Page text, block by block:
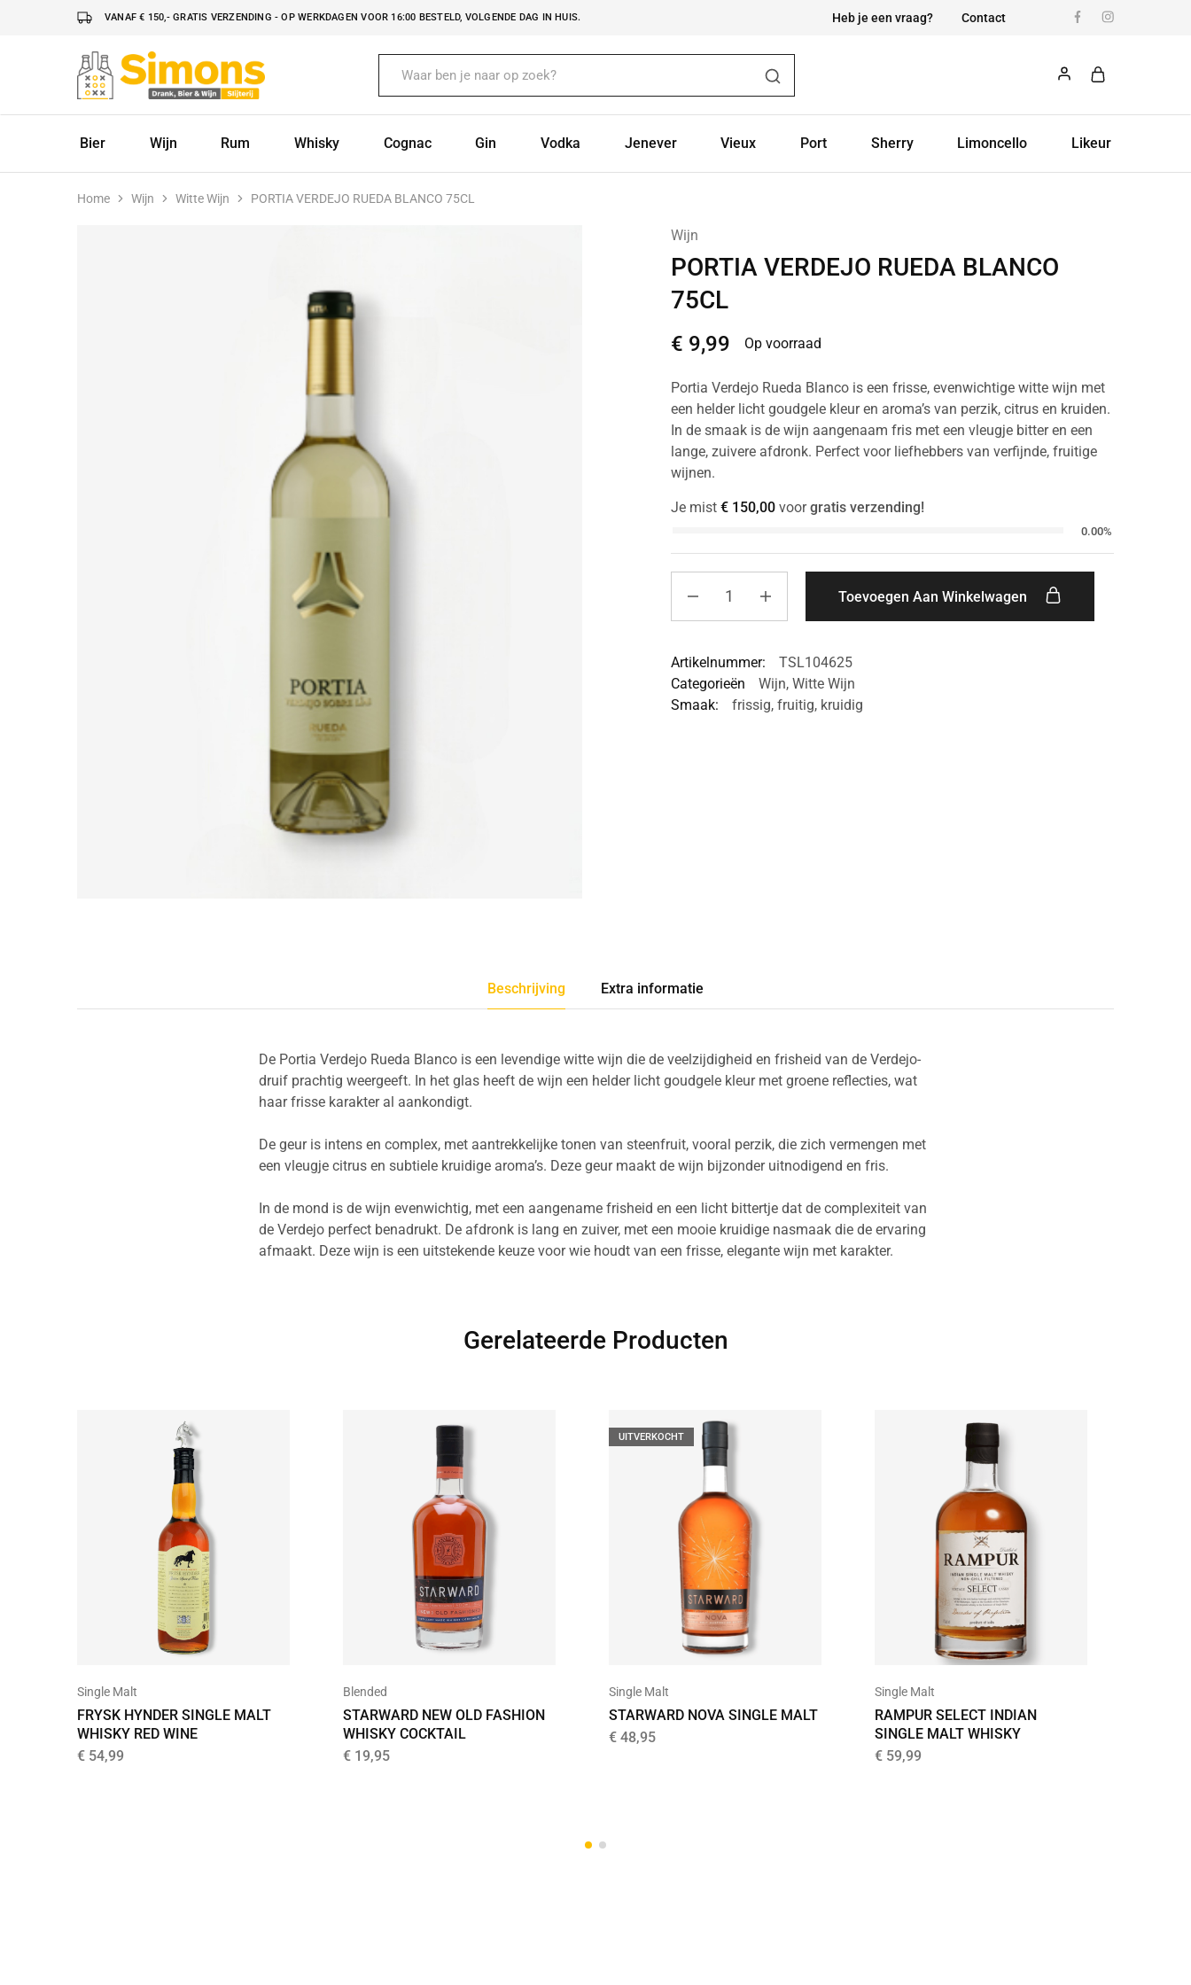
VANAF € 150,- GRATIS VERZENDING - OP WERKDAGEN VOOR 16:00 BESTELD, VOLGENDE DAG IN HUIS. Heb je een vraag? Contact
Simonsdrank.nl
Drank,
Bier
Bier
Wijn Rum Whisky Cognac Gin Vodka Jenever Vieux Port Sherry Limoncello Likeur
Home Wijn Witte Wijn PORTIA VERDEJO RUEDA BLANCO 75CL
Wijn
PORTIA VERDEJO RUEDA BLANCO
75CL
€ 9,99 Op voorraad
Portia Verdejo Rueda Blanco is een frisse, evenwichtige witte wijn met
een helder licht goudgele kleur en aroma’s van perzik, citrus en kruiden.
In de smaak is de wijn aangenaam fris met een vleugje bitter en een
lange, zuivere afdronk. Perfect voor liefhebbers van verfijnde, fruitige
wijnen.
Je mist €150,00voorgratis verzending!
0.00%
Toevoegen Aan Winkelwagen
Artikelnummer:
TSL104625
Categorieën
Wijn, Witte Wijn
Smaak:
frissig, fruitig, kruidig
Beschrijving Extra informatie
De Portia Verdejo Rueda Blanco is een levendige witte wijn die de veelzijdigheid en frisheid van de Verdejo-
druif prachtig weergeeft. In het glas heeft de wijn een helder licht goudgele kleur met groene reflecties, wat
haar frisse karakter al aankondigt.
De geur is intens en complex, met aantrekkelijke tonen van steenfruit, vooral perzik, die zich vermengen met
een vleugje citrus en subtiele kruidige aroma’s. Deze geur maakt de wijn bijzonder uitnodigend en fris.
In de mond is de wijn evenwichtig, met een aangename frisheid en een licht bittertje dat de complexiteit van
de Verdejo perfect benadrukt. De afdronk is lang en zuiver, met een mooie kruidige nasmaak die de ervaring
afmaakt. Deze wijn is een uitstekende keuze voor wie houdt van een frisse, elegante wijn met karakter.
Gerelateerde Producten
Single Malt
FRYSK HYNDER SINGLE MALT
WHISKY RED WINE
€ 54,99
Blended
STARWARD NEW OLD FASHION
WHISKY COCKTAIL
€ 19,95
UITVERKOCHT
Single Malt
STARWARD NOVA SINGLE MALT
€ 48,95
Single Malt
RAMPUR SELECT INDIAN
SINGLE MALT WHISKY
€ 59,99